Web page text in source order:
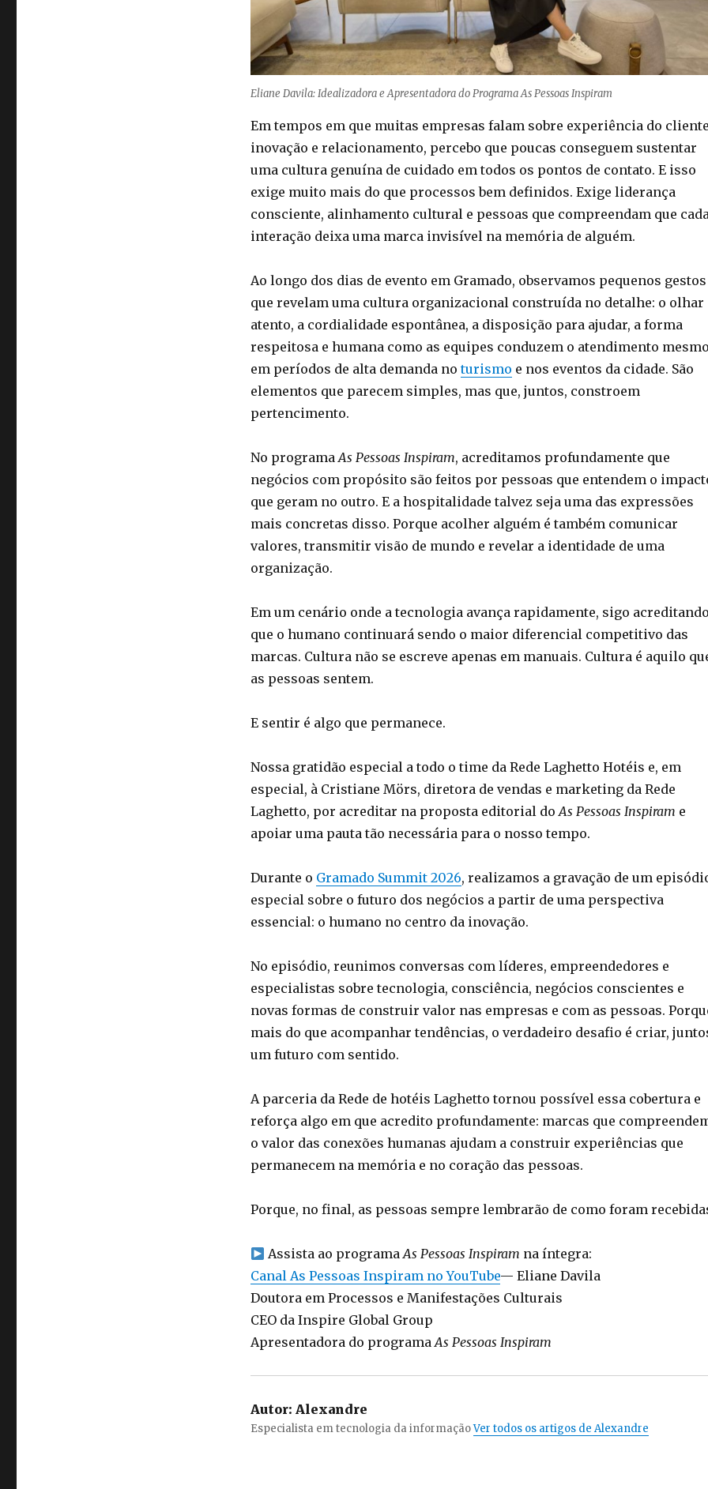
Eliane Davila: Idealizadora e Apresentadora do Programa As Pessoas Inspiram
Em tempos em que muitas empresas falam sobre experiência do
inovação e relacionamento, percebo que poucas conseguem sustentar
uma cultura genuína de cuidado em todos os pontos de contato. E isso
exige muito mais do que processos bem definidos. Exige liderança
consciente, alinhamento cultural e pessoas que compreendam que
interação deixa uma marca invisível na memória de alguém.
Ao longo dos dias de evento em Gramado, observamos pequenos gestos
que revelam uma cultura organizacional construída no detalhe: o olhar
atento, a cordialidade espontânea, a disposição para ajudar, a forma
respeitosa e humana como as equipes conduzem o atendimento
em períodos de alta demanda noturismo e nos eventos da cidade. São
elementos que parecem simples, mas que, juntos, constroem
pertencimento.
No programaAs Pessoas Inspiram, acreditamos profundamente que
negócios com propósito são feitos por pessoas que entendem o
que geram no outro. E a hospitalidade talvez seja uma das expressões
mais concretas disso. Porque acolher alguém é também comunicar
valores, transmitir visão de mundo e revelar a identidade de uma
organização.
Em um cenário onde a tecnologia avança rapidamente, sigo
que o humano continuará sendo o maior diferencial competitivo das
marcas. Cultura não se escreve apenas em manuais. Cultura é aquilo
as pessoas sentem.
E sentir é algo que permanece.
Nossa gratidão especial a todo o time da Rede Laghetto Hotéis e, em
especial, à Cristiane Mörs, diretora de vendas e marketing da Rede
Laghetto, por acreditar na proposta editorial doAs Pessoas Inspiram e
apoiar uma pauta tão necessária para o nosso tempo.
Durante o Gramado Summit 2026, realizamos a gravação de um
especial sobre o futuro dos negócios a partir de uma perspectiva
essencial: o humano no centro da inovação.
No episódio, reunimos conversas com líderes, empreendedores e
especialistas sobre tecnologia, consciência, negócios conscientes e
novas formas de construir valor nas empresas e com as pessoas.
mais do que acompanhar tendências, o verdadeiro desafio é criar,
um futuro com sentido.
A parceria da Rede de hotéis Laghetto tornou possível essa cobertura e
reforça algo em que acredito profundamente: marcas que
o valor das conexões humanas ajudam a construir experiências que
permanecem na memória e no coração das pessoas.
Porque, no final, as pessoas sempre lembrarão de como foram
Assista ao programaAs Pessoas Inspiram na íntegra:
Canal As Pessoas Inspiram no YouTube— Eliane Davila
Doutora em Processos e Manifestações Culturais
CEO da Inspire Global Group
Apresentadora do programaAs Pessoas Inspiram
Autor: Alexandre
Especialista em tecnologia da informaçãoVer todos os artigos de Alexandre